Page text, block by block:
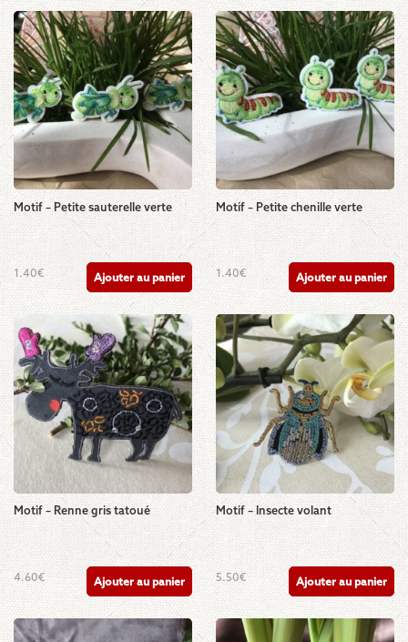
Motif – Petite sauterelle verte
1.40€ Ajouter au panier
Motif – Petite chenille verte
1.40€ Ajouter au panier
Motif – Renne gris tatoué
4.60€ Ajouter au panier
Motif – Insecte volant
5.50€ Ajouter au panier